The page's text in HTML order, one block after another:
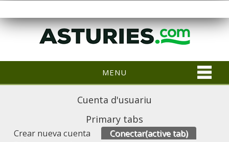
MENU
Cuenta d'usuariu
Primary tabs
Crear nueva cuenta Conectar(active tab)